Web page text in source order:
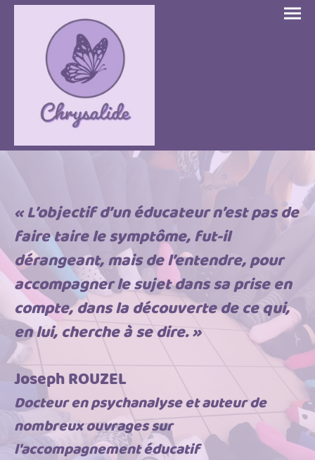
« L’objectif d’un éducateur n’est pas de
faire taire le symptôme, fut-il
dérangeant, mais de l’entendre, pour
accompagner le sujet dans sa prise en
compte, dans la découverte de ce qui,
en lui, cherche à se dire. »
Joseph ROUZEL
Docteur en psychanalyse et auteur de
nombreux ouvrages sur
l'accompagnement éducatif